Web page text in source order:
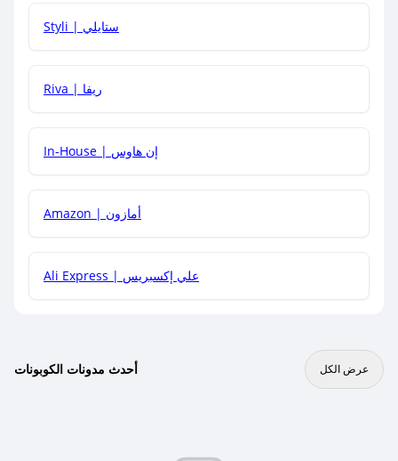
هل يمكنني جمع كود خصم مع العروض الأخرى؟
Styli | ستايلي
Riva | ريفا
In-House | إن هاوس
Amazon | أمازون
Ali Express | علي إكسبريس
أحدث مدونات الكوبونات عرض الكل